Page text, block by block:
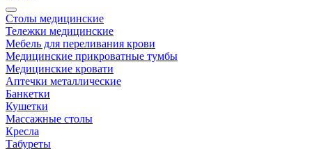
Столы медицинские
Тележки медицинские
Мебель для переливания крови
Медицинские прикроватные тумбы
Медицинские кровати
Аптечки металлические
Банкетки
Кушетки
Массажные столы
Кресла
Табуреты